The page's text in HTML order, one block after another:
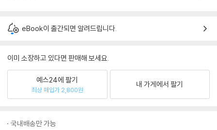
eBook이 출간되면 알려드립니다.
이미 소장하고 있다면 판매해 보세요.
예스24에 팔기
최상 매입가 2,800원
내 가게에서 팔기
국내배송만 가능